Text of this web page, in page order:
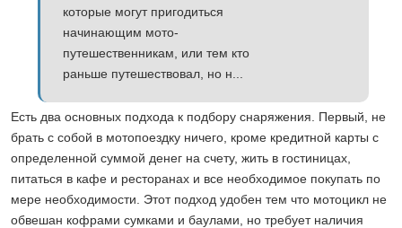
которые могут пригодиться
начинающим мото-
путешественникам, или тем кто
раньше путешествовал, но н...
Есть два основных подхода к подбору снаряжения. Первый, не
брать с собой в мотопоездку ничего, кроме кредитной карты с
определенной суммой денег на счету, жить в гостиницах,
питаться в кафе и ресторанах и все необходимое покупать по
мере необходимости. Этот подход удобен тем что мотоцикл не
обвешан кофрами сумками и баулами, но требует наличия